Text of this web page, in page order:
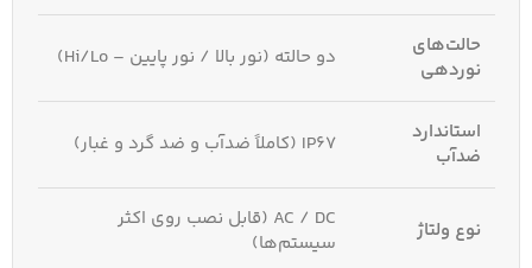
حالت‌های
نوردهی
دو حالته (نور بالا / نور پایین – Hi/Lo)
استاندارد
ضدآب
IP67 (کاملاً ضدآب و ضد گرد و غبار)
نوع ولتاژ
AC / DC (قابل نصب روی اکثر
سیستم‌ها)